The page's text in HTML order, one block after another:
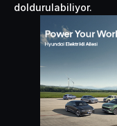
doldurulabiliyor.